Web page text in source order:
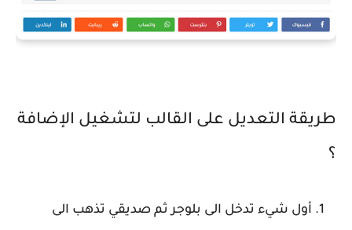
طريقة التعديل على القالب لتشغيل الإضافة
؟
أول شيء تدخل الى بلوجر ثم صديقي تذهب الى